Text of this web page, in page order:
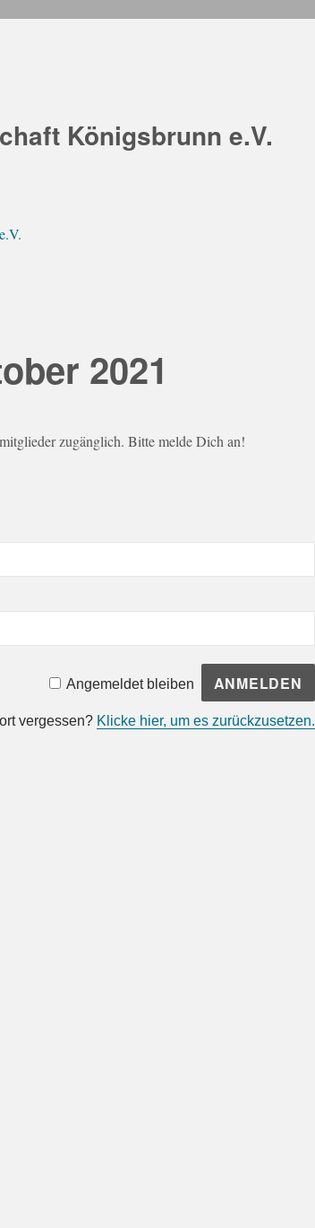
Königsbrunn e.V.
2021
zugänglich. Bitte melde Dich an!
Angemeldet bleiben
vergessen? Klicke hier, um es zurückzusetzen.